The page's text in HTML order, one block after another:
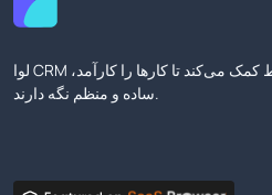
لوا CRM به کسب و کارهای کوچک و متوسط کمک می‌کند تا کارها را کارآمد،
ساده و منظم نگه دارند.